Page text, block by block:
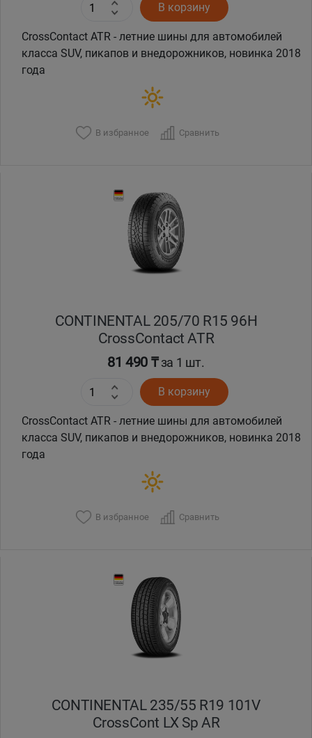
В корзину
CrossContact ATR - летние шины для автомобилей
класса SUV, пикапов и внедорожников, новинка 2018
года
В избранное Сравнить
CONTINENTAL 205/70 R15 96H
CrossContact ATR
81 490 ₸за 1 шт.
В корзину
CrossContact ATR - летние шины для автомобилей
класса SUV, пикапов и внедорожников, новинка 2018
года
В избранное Сравнить
CONTINENTAL 235/55 R19 101V
CrossCont LX Sp AR